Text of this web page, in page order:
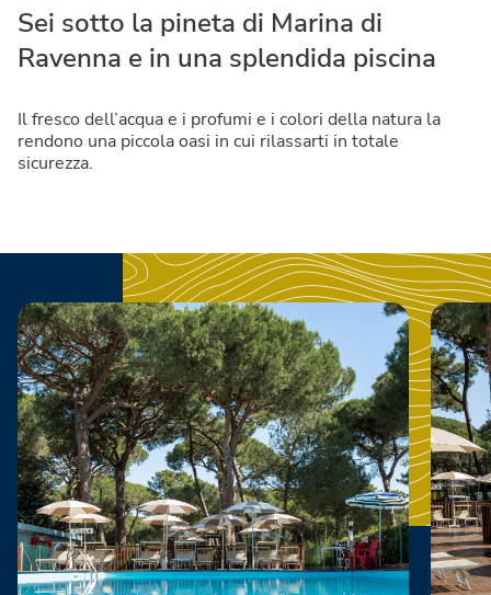
Sei sotto la pineta di Marina di
Ravenna e in una splendida piscina
Il fresco dell’acqua e i profumi e i colori della natura la
rendono una piccola oasi in cui rilassarti in totale
sicurezza.